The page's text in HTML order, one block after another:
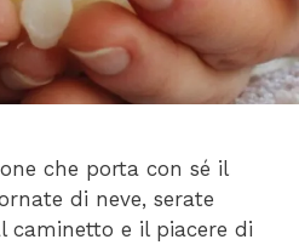
che porta con sé il
di neve, serate
caminetto e il piacere di